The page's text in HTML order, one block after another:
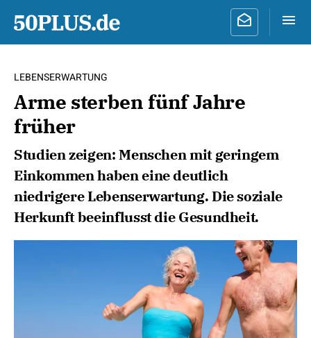
LEBENSERWARTUNG
Arme sterben fünf Jahre
früher
Studien zeigen: Menschen mit geringem
Einkommen haben eine deutlich
niedrigere Lebenserwartung. Die soziale
Herkunft beeinflusst die Gesundheit.